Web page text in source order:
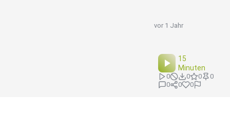
vor 1 Jahr
15
Minuten
0 0 0
0
0
0 0